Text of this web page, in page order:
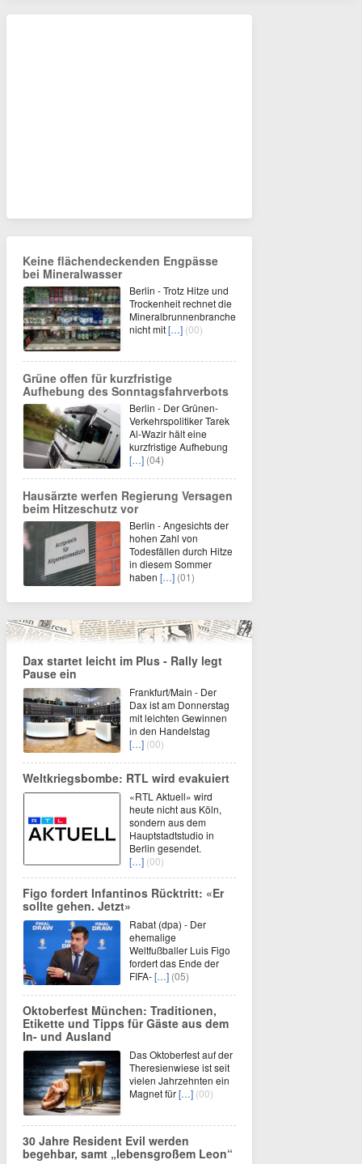
Keine flächendeckenden Engpässe
bei Mineralwasser
Berlin - Trotz Hitze und
Trockenheit rechnet die
Mineralbrunnenbranche
nicht mit[…] (00)
Grüne offen für kurzfristige
Aufhebung des Sonntagsfahrverbots
Berlin - Der Grünen-
Verkehrspolitiker Tarek
Al-Wazir hält eine
kurzfristige Aufhebung
[…] (04)
Hausärzte werfen Regierung Versagen
beim Hitzeschutz vor
Berlin - Angesichts der
hohen Zahl von
Todesfällen durch Hitze
in diesem Sommer
haben […] (01)
Dax startet leicht im Plus - Rally legt
Pause ein
Frankfurt/Main - Der
Dax ist am Donnerstag
mit leichten Gewinnen
in den Handelstag
[…] (00)
Weltkriegsbombe: RTL wird evakuiert
«RTL Aktuell» wird
heute nicht aus Köln,
sondern aus dem
Hauptstadtstudio in
Berlin gesendet.
[…] (00)
Figo fordert Infantinos Rücktritt: «Er
sollte gehen. Jetzt»
Rabat (dpa) - Der
ehemalige
Weltfußballer Luis Figo
fordert das Ende der
FIFA-[…] (05)
Oktoberfest München: Traditionen,
Etikette und Tipps für Gäste aus dem
In- und Ausland
Das Oktoberfest auf der
Theresienwiese ist seit
vielen Jahrzehnten ein
Magnet für[…] (00)
30 Jahre Resident Evil werden
begehbar, samt „lebensgroßem Leon“